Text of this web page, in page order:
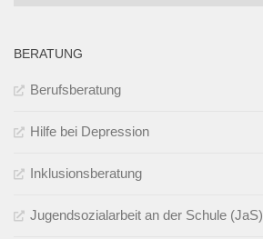
BERATUNG
Berufsberatung
Hilfe bei Depression
Inklusionsberatung
Jugendsozialarbeit an der Schule (JaS)